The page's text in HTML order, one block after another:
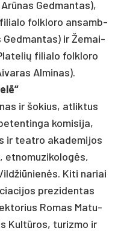
Ged­man­tas),
folk­lo­ro an­samb­
Ged­man­tas) ir Že­mai­
fi­lia­lo folk­lo­ro
Al­mi­nas).
ir šo­kius, at­lik­tus
ko­mi­si­ja,
ir teat­ro aka­de­mi­jos
Ki­ti na­riai
pre­zi­den­tas
Ro­mas Ma­tu­
Kultū­ros, tu­riz­mo ir